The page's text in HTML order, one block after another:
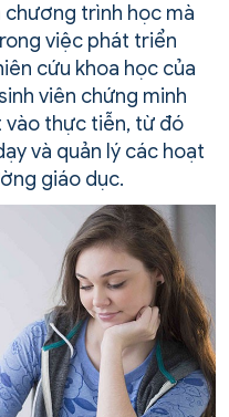
trình học mà
việc phát triển
cứu khoa học của
viên chứng minh
vào thực tiễn, từ đó
và quản lý các hoạt
giáo dục.